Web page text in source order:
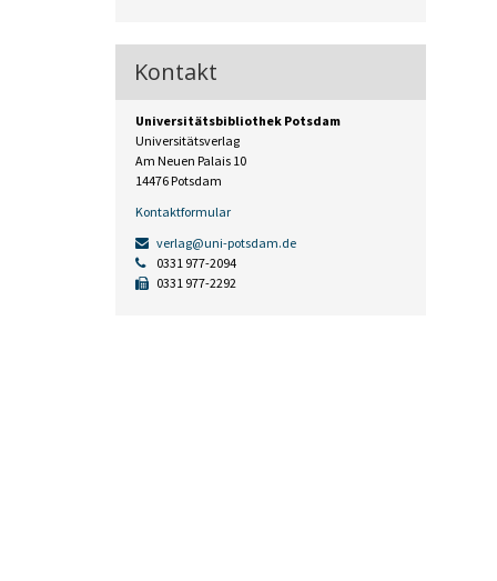
Kontakt
Universitätsbibliothek Potsdam
Universitätsverlag
Am Neuen Palais 10
14476 Potsdam
Kontaktformular
verlag@uni-potsdam.de
0331 977-2094
0331 977-2292